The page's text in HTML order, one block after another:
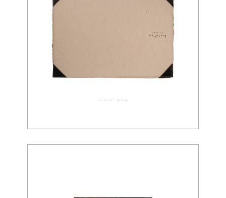
ウォールペーパー 03-0025